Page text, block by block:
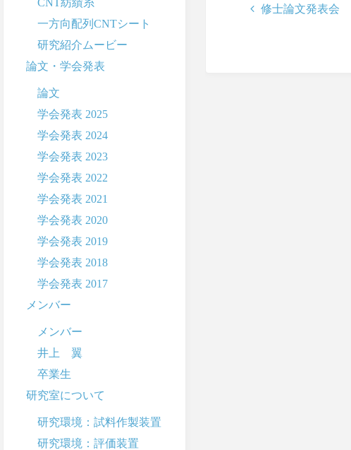
修士論文発表会
CNT紡績糸
一方向配列CNTシート
研究紹介ムービー
論文・学会発表
論文
学会発表 2025
学会発表 2024
学会発表 2023
学会発表 2022
学会発表 2021
学会発表 2020
学会発表 2019
学会発表 2018
学会発表 2017
メンバー
メンバー
井上 翼
卒業生
研究室について
研究環境：試料作製装置
研究環境：評価装置